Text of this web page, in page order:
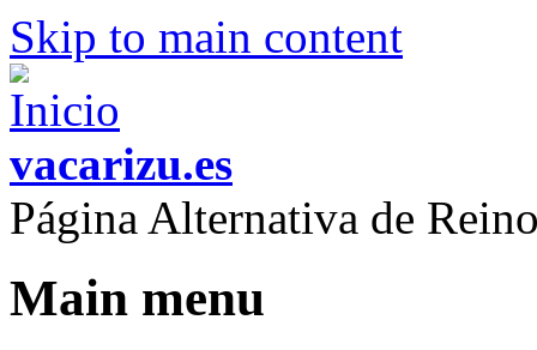
Skip to main content
vacarizu.es
Página Alternativa de
Main menu